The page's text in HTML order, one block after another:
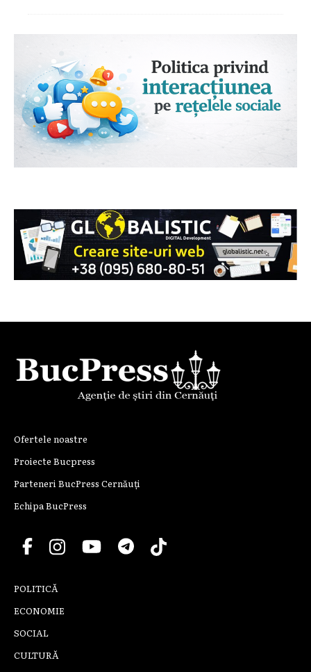
Ofertele noastre
Proiecte Bucpress
Parteneri BucPress Cernăuți
Echipa BucPress
POLITICĂ
ECONOMIE
SOCIAL
CULTURĂ